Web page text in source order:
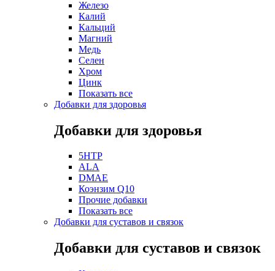
Железо
Калий
Кальций
Магний
Медь
Селен
Хром
Цинк
Показать все
Добавки для здоровья
Добавки для здоровья
5HTP
ALA
DMAE
Коэнзим Q10
Прочие добавки
Показать все
Добавки для суставов и связок
Добавки для суставов и связок